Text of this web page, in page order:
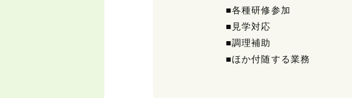
■各種研修参加
■見学対応
■調理補助
■ほか付随する業務